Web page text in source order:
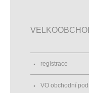
registrace
VO obchodní